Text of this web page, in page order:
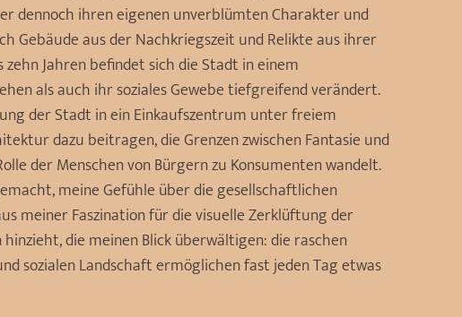
dennoch ihren eigenen unverblümten Charakter und
Gebäude aus der Nachkriegszeit und Relikte aus ihrer
Jahren befindet sich die Stadt in einem
als auch ihr soziales Gewebe tiefgreifend verändert.
der Stadt in ein Einkaufszentrum unter freiem
dazu beitragen, die Grenzen zwischen Fantasie und
der Menschen von Bürgern zu Konsumenten wandelt.
meine Gefühle über die gesellschaftlichen
meiner Faszination für die visuelle Zerklüftung der
die meinen Blick überwältigen: die raschen
sozialen Landschaft ermöglichen fast jeden Tag etwas